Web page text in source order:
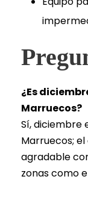
¿Es
Marruecos?
Sí, diciembre
Marruecos;
agradable
zonas como